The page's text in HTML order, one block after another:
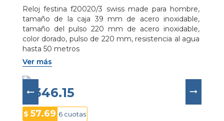
Reloj festina f20020/3 swiss made para hombre,
tamaño de la caja 39 mm de acero inoxidable,
tamaño del pulso 220 mm de acero inoxidable,
color dorado, pulso de 220 mm, resistencia al agua
hasta 50 metros
Ver más
$ 346.15
$ 57.69 6 cuotas